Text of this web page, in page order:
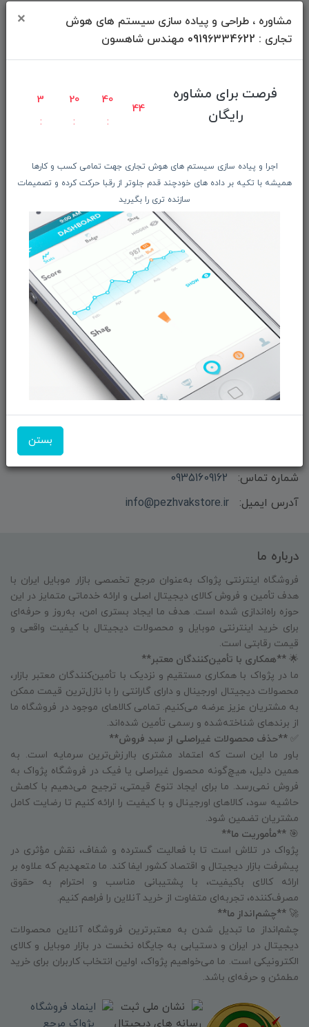
مشاوره ، طراحی و پیاده سازی سیستم های هوش
تجاری : 09196334622 مهندس شاهسون
×
فرصت برای مشاوره
رایگان
3 20 40
44
اجرا و پیاده سازی سیستم های هوش تجاری جهت تمامی کسب و کارها
همیشه با تکیه بر داده های خودچند قدم جلوتر از رقبا حرکت کرده و تصمیمات
سازنده تری را بگیرید
بستن
دسترسی سریع
راهنمای ثبت سفارش
معرفـــی همکــاران
درباره ما بیشتر بدانید
از تخفیف‌ها و جدیدترین‌های فروشگاه ما باخبر شوید:
ثبت‌نام
ما را در شبکه‌های اجتماعی دنبال کنید:
بازرگانی و فروش محصولات MSI ماتریکس - جناب آقای
شماره تماس:
09351609162
آدرس ایمیل:
info@pezhvakstore.ir
درباره ما
فروشگاه اینترنتی پژواک به‌عنوان مرجع تخصصی بازار موبایل ایران با
هدف تأمین و فروش کالای دیجیتال اصلی و ارائه خدماتی متمایز در این
حوزه راه‌اندازی شده است. هدف ما ایجاد بستری امن، به‌روز و حرفه‌ای
برای خرید اینترنتی موبایل و محصولات دیجیتال با کیفیت واقعی و
قیمت رقابتی است.
🌟 **همکاری با تأمین‌کنندگان معتبر**
ما در پژواک با همکاری مستقیم و نزدیک با تأمین‌کنندگان معتبر بازار،
محصولات دیجیتال اورجینال و دارای گارانتی را با نازل‌ترین قیمت ممکن
به مشتریان عزیز عرضه می‌کنیم. تمامی کالاهای موجود در فروشگاه ما
از برندهای شناخته‌شده و رسمی تأمین شده‌اند.
✅ **حذف محصولات غیراصلی از سبد فروش**
باور ما این است که اعتماد مشتری باارزش‌ترین سرمایه است. به
همین دلیل، هیچ‌گونه محصول غیراصلی یا فیک در فروشگاه پژواک به
فروش نمی‌رسد. ما برای ایجاد تنوع قیمتی، ترجیح می‌دهیم با کاهش
حاشیه سود، کالاهای اورجینال و با کیفیت را ارائه کنیم تا رضایت کامل
مشتریان تضمین شود.
🎯 **مأموریت ما**
پژواک در تلاش است تا با فعالیت گسترده و شفاف، نقش مؤثری در
پیشرفت بازار دیجیتال و اقتصاد کشور ایفا کند. ما متعهدیم که علاوه بر
ارائه کالای باکیفیت، با پشتیبانی مناسب و احترام به حقوق
مصرف‌کننده، تجربه‌ای متفاوت از خرید آنلاین را فراهم کنیم.
🚀 **چشم‌انداز ما**
چشم‌انداز ما تبدیل شدن به معتبرترین فروشگاه آنلاین محصولات
دیجیتال در ایران و دستیابی به جایگاه نخست در بازار موبایل و کالای
الکترونیکی است. ما می‌خواهیم پژواک، اولین انتخاب کاربران برای خرید
مطمئن و حرفه‌ای باشد.